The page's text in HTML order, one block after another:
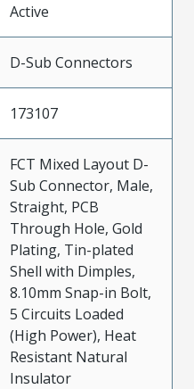
Active
D-Sub Connectors
173107
FCT Mixed Layout D-
Sub Connector, Male,
Straight, PCB
Through Hole, Gold
Plating, Tin-plated
Shell with Dimples,
8.10mm Snap-in Bolt,
5 Circuits Loaded
(High Power), Heat
Resistant Natural
Insulator